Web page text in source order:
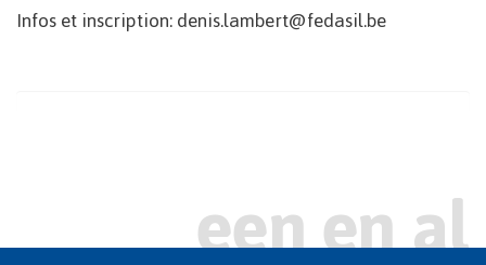
Infos et inscription: denis.lambert@fedasil.be